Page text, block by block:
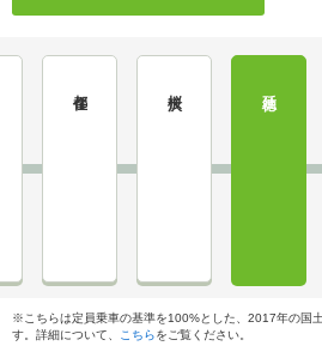
※こちらは定員乗車の基準を100%とした、2017年の国
す。詳細について、
こちらをご覧ください。